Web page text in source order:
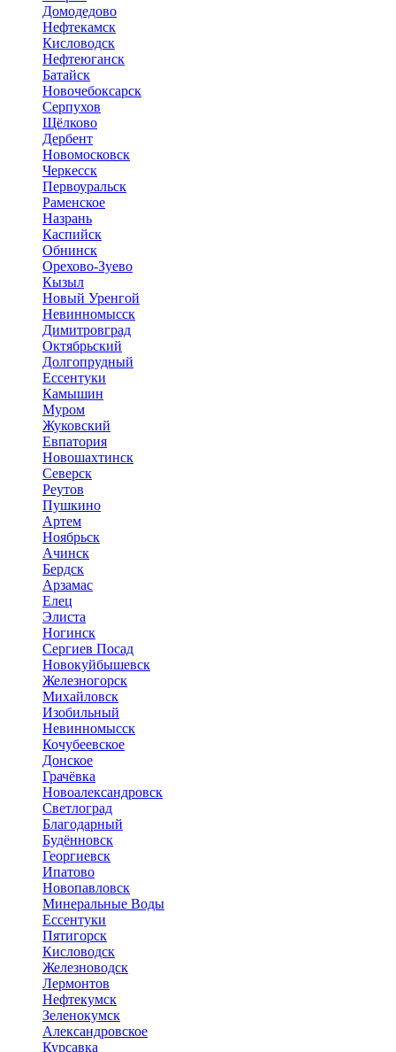
Домодедово
Нефтекамск
Кисловодск
Нефтеюганск
Батайск
Новочебоксарск
Серпухов
Щёлково
Дербент
Новомосковск
Черкесск
Первоуральск
Раменское
Назрань
Каспийск
Обнинск
Орехово-Зуево
Кызыл
Новый Уренгой
Невинномысск
Димитровград
Октябрьский
Долгопрудный
Ессентуки
Камышин
Муром
Жуковский
Евпатория
Новошахтинск
Северск
Реутов
Пушкино
Артем
Ноябрьск
Ачинск
Бердск
Арзамас
Елец
Элиста
Ногинск
Сергиев Посад
Новокуйбышевск
Железногорск
Михайловск
Изобильный
Невинномысск
Кочубеевское
Донское
Грачёвка
Новоалександровск
Светлоград
Благодарный
Будённовск
Георгиевск
Ипатово
Новопавловск
Минеральные Воды
Ессентуки
Пятигорск
Кисловодск
Железноводск
Лермонтов
Нефтекумск
Зеленокумск
Александровское
Курсавка